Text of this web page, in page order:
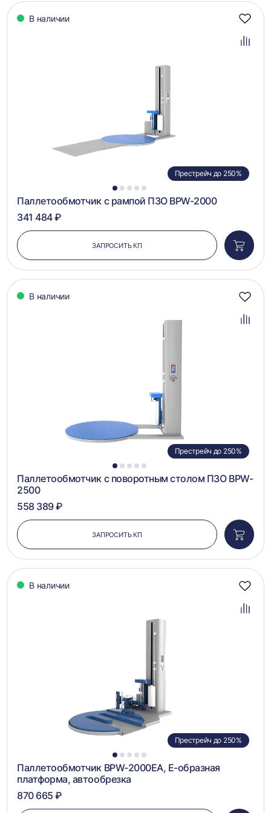
В наличии
1 2 3 4 5
Престрейч до 250%
Паллетообмотчик с рампой ПЗО BPW-2000
341 484 ₽
ЗАПРОСИТЬ КП
в
В наличии
1 2 3 4 5
Престрейч до 250%
Паллетообмотчик с поворотным столом ПЗО BPW-
2500
558 389 ₽
ЗАПРОСИТЬ КП
в
В наличии
1 2 3 4 5
Престрейч до 250%
Паллетообмотчик BPW-2000EA, Е-образная
платформа, автообрезка
870 665 ₽